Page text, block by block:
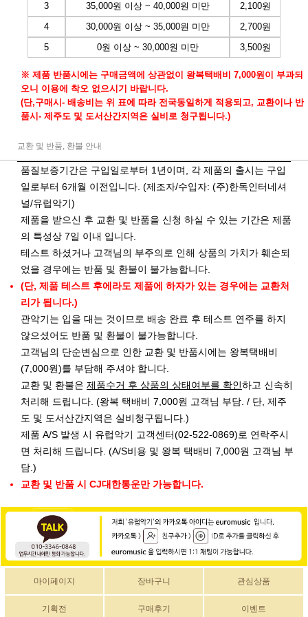
3
35,000원 이상 ~ 40,000원 미만
2,100원
4
30,000원 이상 ~ 35,000원 미만
2,700원
5
0원 이상 ~ 30,000원 미만 3,500원
※ 제품 반품시에는 구매금액에 상관없이 왕복택배비 7,000원이 부과되
오니 이용에 착오 없으시기 바랍니다.
(단,구매시- 배송비는 위 표에 따라 전국동일하게 적용되고, 교환이나 반
품시- 제주도 및 도서산간지역은 실비로 청구됩니다.)
교환 및 반품, 환불 안내
품질보증기간은 구입일로부터 1년이며, 각 제품의 출시는 구입
일로부터 6개월 이전입니다. (제조자/수입자: (주)한독인터네셔
널/유럽악기)
제품을 받으신 후 교환 및 반품을 신청 하실 수 있는 기간은 제품
의 특성상 7일 이내 입니다.
테스트 하셨거나 고객님의 부주의로 인해 상품의 가치가 훼손되
었을 경우에는 반품 및 환불이 불가능합니다.
(단, 제품 테스트 후에라도 제품에 하자가 있는 경우에는 교환처
리가 됩니다.)
관악기는 입을 대는 것이므로 배송 완료 후 테스트 연주를 하지
않으셨어도 반품 및 환불이 불가능합니다.
고객님의 단순변심으로 인한 교환 및 반품시에는 왕복택배비
(7,000원)를 부담해 주셔야 합니다.
교환 및 환불은 제품수거 후 상품의 상태여부를 확인하고 신속히
처리해 드립니다. (왕복 택배비 7,000원 고객님 부담. / 단, 제주
도 및 도서산간지역은 실비청구됩니다.)
제품 A/S 발생 시 유럽악기 고객센터(02-522-0869)로 연락주시
면 처리해 드립니다. (A/S비용 및 왕복 택배비 7,000원 고객님 부
담.)
교환 및 반품 시 CJ대한통운만 가능합니다.
마이페이지 장바구니 관심상품
기획전 구매후기 이벤트